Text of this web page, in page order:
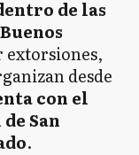
de las
extorsiones,
desde
con el
San
.